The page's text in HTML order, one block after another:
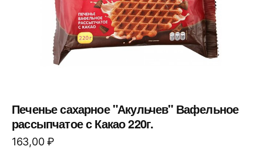
Печенье сахарное "Акульчев" Вафельное
рассыпчатое с Какао 220г.
163,00₽